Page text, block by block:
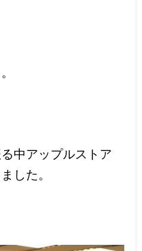
中アップルストア
した。